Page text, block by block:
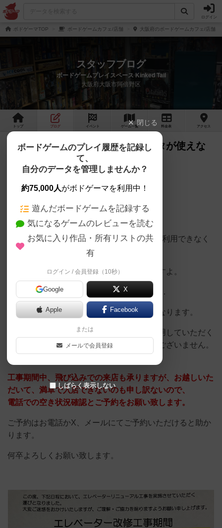
ログイン
ボドゲーマTOP ボードゲームカフェ/店舗 大阪府のボードゲームカフェ/店舗
スタッフブログ
ボードゲームプレイスペース Kinked Tail
大阪府大阪市阿倍野区
トップ ブログ イベント ゲーム一覧 料金 表 アクセス
11月19日~11月30日までエレベータが使えな
11月19日から11月30日までエレベーターが利用できなく
なります。
当店舗が入っているビル、とても古いんですよ。
偶にエレベーターも調子が悪い時もあって…
その為、改修工事がある為、利用できなくなります。
来店される皆様には外付けの非常階段を利用していただく
事になり、大変ご不便をお掛けして申し訳ございません。
工事期間中、飛び込みでの来店も承りますが、お越しいた
だいて、満卓で入店できないのも申し訳ないので、
電話での空き状況確認とご予約をお願い致します。
ご予約はお電話かX、メールにてご予約いただけると助か
ります。
何卒よろしくお願い致します。
閉じる
ボードゲームのプレイ履歴を記録し
て、
自分のデータを管理しませんか？
約75,000人がボドゲーマを利用中！
遊んだボードゲームを記録する
気になるゲームのレビューを読む
お気に入り作品・所有リストの共
有
ログイン / 会員登録（10秒）
Google X
Apple Facebook
または
メールで会員登録
しばらく表示しない